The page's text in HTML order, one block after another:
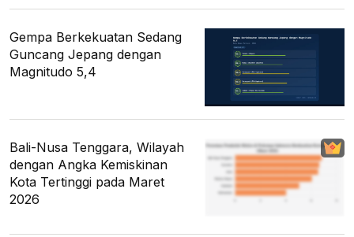
Gempa Berkekuatan Sedang
Guncang Jepang dengan
Magnitudo 5,4
Bali-Nusa Tenggara, Wilayah
dengan Angka Kemiskinan
Kota Tertinggi pada Maret
2026